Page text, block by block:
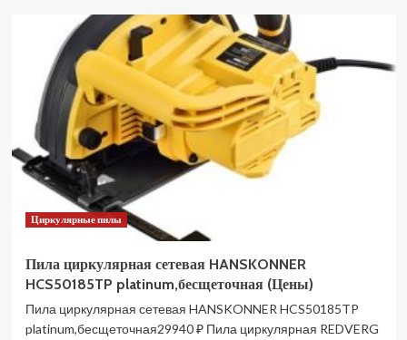
Аккумуляторная
дисковая
пила
PATRIOT
185
UES
без
АКБ
ЗУ
110303185
(Цены)
Циркулярные пилы
Пила циркулярная сетевая HANSKONNER
HCS50185TP platinum,бесщеточная (Цены)
Пила циркулярная сетевая HANSKONNER HCS50185TP
platinum,бесщеточная29940 ₽ Пила циркулярная REDVERG